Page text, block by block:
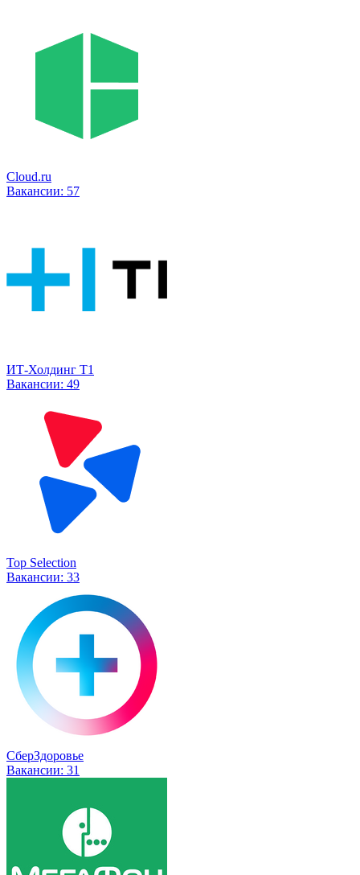
Cloud.ru
Вакансии: 57
ИТ-Холдинг Т1
Вакансии: 49
Top Selection
Вакансии: 33
СберЗдоровье
Вакансии: 31